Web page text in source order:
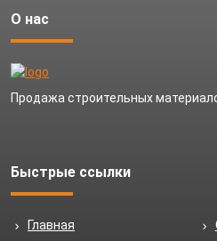
О нас
Продажа строительных
Быстрые ссылки
Главная